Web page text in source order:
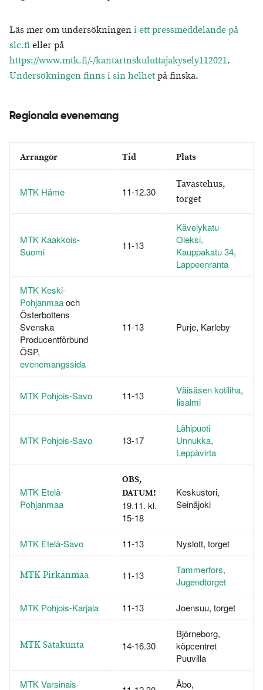
Läs mer om undersökningeni ett pressmeddelande på
slc.fieller på
https://www.mtk.fi/-/kantartnskuluttajakysely112021.
Undersökningen finns i sin helhetpå finska.
Regionala evenemang
Arrangör Tid Plats
MTK Häme 11-12.30
Tavastehus,
torget
MTK Kaakkois-
Suomi
11-13
Kävelykatu
Oleksi,
Kauppakatu 34,
Lappeenranta
MTK Keski-
Pohjanmaaoch
Österbottens
Svenska
Producentförbund
ÖSP,
evenemangssida
11-13 Purje, Karleby
MTK Pohjois-Savo 11-13
Väisäsen kotiliha,
Iisalmi
MTK Pohjois-Savo 13-17
Lähipuoti
Unnukka,
Leppävirta
MTK Etelä-
Pohjanmaa
OBS,
DATUM!
19.11. kl.
15-18
Keskustori,
Seinäjoki
MTK Etelä-Savo 11-13 Nyslott, torget
MTK Pirkanmaa 11-13
Tammerfors,
Jugendtorget
MTK Pohjois-Karjala 11-13 Joensuu, torget
MTK Satakunta 14-16.30
Björneborg,
köpcentret
Puuvilla
MTK Varsinais-
Åbo,